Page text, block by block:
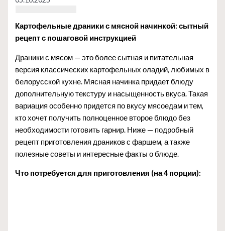
Картофельные драники с мясной начинкой: сытный
рецепт с пошаговой инструкцией
Драники с мясом — это более сытная и питательная
версия классических картофельных оладий, любимых в
белорусской кухне. Мясная начинка придает блюду
дополнительную текстуру и насыщенность вкуса. Такая
вариация особенно придется по вкусу мясоедам и тем,
кто хочет получить полноценное второе блюдо без
необходимости готовить гарнир. Ниже — подробный
рецепт приготовления драников с фаршем, а также
полезные советы и интересные факты о блюде.
Что потребуется для приготовления (на 4 порции):